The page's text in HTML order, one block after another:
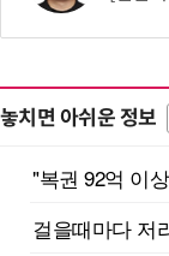
놓치면 아쉬운 정보